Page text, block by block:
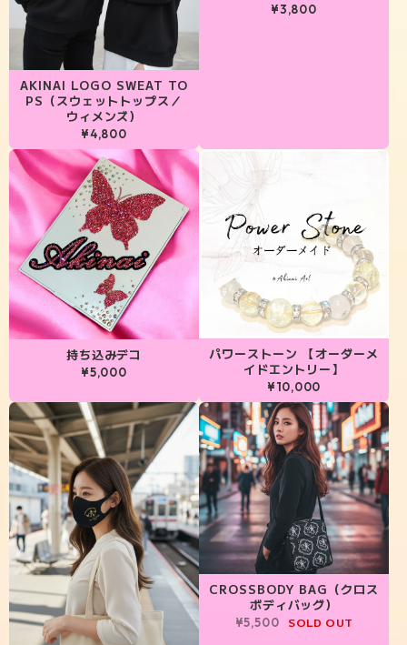
AKINAI LOGO SWEAT TO
PS（スウェットトップス／
ウィメンズ）
¥4,800
¥3,800
持ち込みデコ
¥5,000
パワーストーン 【オーダーメ
イドエントリー】
¥10,000
CROSSBODY BAG（クロス
ボディバッグ）
¥5,500 SOLD OUT